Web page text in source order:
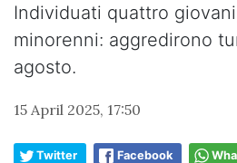
Individuati quattro
minorenni: aggredirono
agosto.
15 April 2025, 17:50
Twitter Facebook